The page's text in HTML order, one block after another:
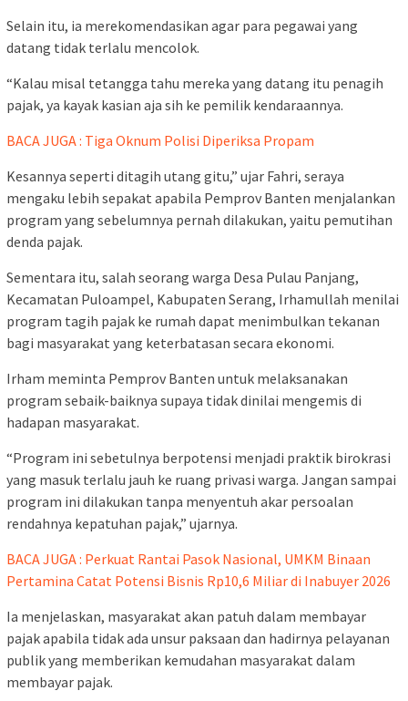
Selain itu, ia merekomendasikan agar para pegawai yang
datang tidak terlalu mencolok.
“Kalau misal tetangga tahu mereka yang datang itu penagih
pajak, ya kayak kasian aja sih ke pemilik kendaraannya.
BACA JUGA : Tiga Oknum Polisi Diperiksa Propam
Kesannya seperti ditagih utang gitu,” ujar Fahri, seraya
mengaku lebih sepakat apabila Pemprov Banten menjalankan
program yang sebelumnya pernah dilakukan, yaitu pemutihan
denda pajak.
Sementara itu, salah seorang warga Desa Pulau Panjang,
Kecamatan Puloampel, Kabupaten Serang, Irhamullah menilai
program tagih pajak ke rumah dapat menimbulkan tekanan
bagi masyarakat yang keterbatasan secara ekonomi.
Irham meminta Pemprov Banten untuk melaksanakan
program sebaik-baiknya supaya tidak dinilai mengemis di
hadapan masyarakat.
“Program ini sebetulnya berpotensi menjadi praktik birokrasi
yang masuk terlalu jauh ke ruang privasi warga. Jangan sampai
program ini dilakukan tanpa menyentuh akar persoalan
rendahnya kepatuhan pajak,” ujarnya.
BACA JUGA : Perkuat Rantai Pasok Nasional, UMKM Binaan
Pertamina Catat Potensi Bisnis Rp10,6 Miliar di Inabuyer 2026
Ia menjelaskan, masyarakat akan patuh dalam membayar
pajak apabila tidak ada unsur paksaan dan hadirnya pelayanan
publik yang memberikan kemudahan masyarakat dalam
membayar pajak.